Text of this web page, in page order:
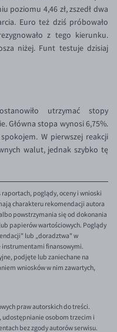
poziomu 4,46 zł, zszedł dwa
Euro też dziś próbowało
z tego kierunku.
niżej. Funt testuje dzisiaj
utrzymać stopy
Główna stopa wynosi 6,75%.
W pierwszej reakcji
walut, jednak szybko tę
poglądy, oceny i wnioski
charakteru rekomendacji autora
powstrzymania się od dokonania
papierów wartościowych. Poglądy
lub „doradztwa" w
instrumentami finansowymi.
podjęte lub zaniechane na
wniosków w nim zawartych,
praw autorskich do treści.
osobom trzecim i
bez zgody autorów serwisu.